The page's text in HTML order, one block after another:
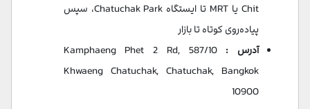
Chit یا MRT تا ایستگاه Chatuchak Park، سپس
پیاده‌روی کوتاه تا بازار
آدرس :
587/10 Kamphaeng Phet 2 Rd,
Khwaeng Chatuchak, Chatuchak, Bangkok
10900​